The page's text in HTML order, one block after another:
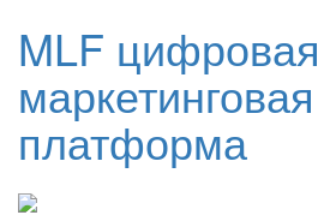
MLF цифровая
маркетинговая
платформа